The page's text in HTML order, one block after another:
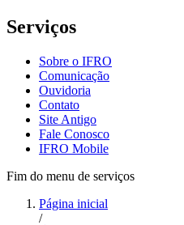
Serviços
Sobre o IFRO
Comunicação
Ouvidoria
Contato
Site Antigo
Fale Conosco
IFRO Mobile
Fim do menu de serviços
Página inicial
/